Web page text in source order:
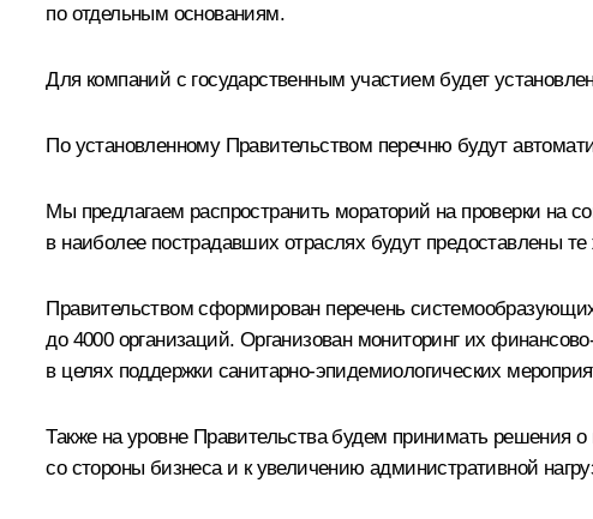
по отдельным основаниям.
Для компаний с государственным участием будет
По установленному Правительством перечню будут
Мы предлагаем распространить мораторий на проверки на
в наиболее пострадавших отраслях будут предоставлены
Правительством сформирован перечень
до 4000 организаций. Организован мониторинг их
в целях поддержки санитарно-эпидемиологических
Также на уровне Правительства будем принимать решения
со стороны бизнеса и к увеличению административной